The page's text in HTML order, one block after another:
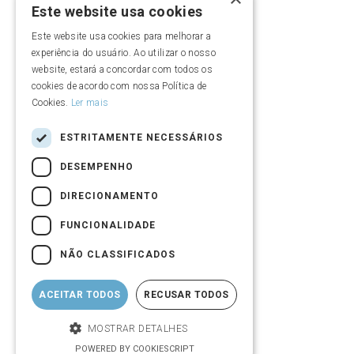
Quem somos
Vídeo institucional
Este website usa cookies
Este website usa cookies para melhorar a
experiência do usuário. Ao utilizar o nosso
website, estará a concordar com todos os
cookies de acordo com nossa Política de
Cookies. Ler mais
ESTRITAMENTE NECESSÁRIOS
DESEMPENHO
DIRECIONAMENTO
FUNCIONALIDADE
NÃO CLASSIFICADOS
ACEITAR TODOS RECUSAR TODOS
MOSTRAR DETALHES
POWERED BY COOKIESCRIPT